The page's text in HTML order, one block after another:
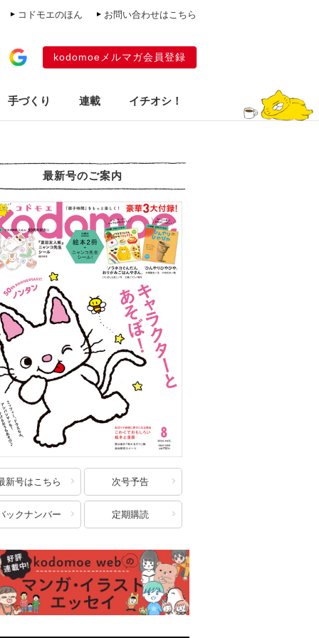
コドモエのほん お問い合わせはこちら
kodomoeメルマガ会員登録
手づくり 連載 イチオシ！
最新号のご案内
新号はこちら 次号予告
ックナンバー 定期購読